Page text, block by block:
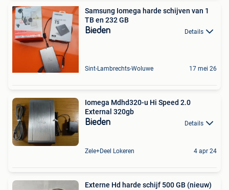
Samsung Iomega harde schijven van 1
TB en 232 GB
Bieden Details
Sint-Lambrechts-Woluwe 17 mei 26
Iomega Mdhd320-u Hi Speed 2.0
External 320gb
Bieden Details
Zele+Deel Lokeren 4 apr 24
Externe Hd harde schijf 500 GB (nieuw)